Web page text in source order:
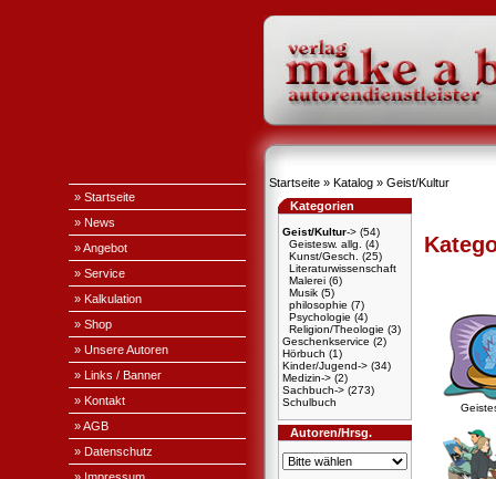
» Startseite
» News
» Angebot
» Service
» Kalkulation
» Shop
» Unsere Autoren
» Links / Banner
» Kontakt
» AGB
» Datenschutz
Startseite » Katalog » Geist/Kultur
Kategorien
Geist/Kultur-> (54)
Geistesw. allg.
(4)
Kunst/Gesch.
(25)
Literaturwissenschaft
Malerei (6)
Musik (5)
philosophie (7)
Psychologie (4)
Religion/Theologie (3)
Geschenkservice (2)
Hörbuch (1)
Kinder/Jugend-> (34)
Medizin-> (2)
Sachbuch-> (273)
Schulbuch
Autoren/Hrsg.